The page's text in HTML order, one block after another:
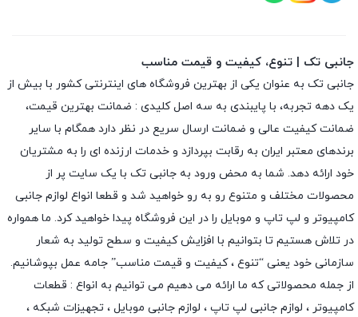
جانبی تک | تنوع، کیفیت و قیمت مناسب
جانبی تک به عنوان یکی از بهترین فروشگاه های اینترنتی کشور با بیش از
یک دهه تجربه، با پایبندی به سه اصل کلیدی : ضمانت بهترین قیمت،
ضمانت کیفیت عالی و ضمانت ارسال سریع در نظر دارد همگام با سایر
برندهای معتبر ایران به رقابت بپردازد و خدمات ارزنده ای را به مشتریان
خود ارائه دهد. شما به محض ورود به جانبی تک با یک سایت پر از
محصولات مختلف و متنوع رو به رو خواهید شد و قطعا انواع لوازم جانبی
کامپیوتر و لپ تاپ و موبایل را در این فروشگاه پیدا خواهید کرد. ما همواره
در تلاش هستیم تا بتوانیم با افزایش کیفیت و سطح تولید به شعار
سازمانی خود یعنی “تنوع ، کیفیت و قیمت مناسب” جامه عمل بپوشانیم.
از جمله محصولاتی که ما ارائه می دهیم می توانیم به انواع : قطعات
کامپیوتر ، لوازم جانبی لپ تاپ ، لوازم جانبی موبایل ، تجهیزات شبکه ،